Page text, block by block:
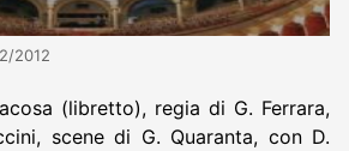
2012
(libretto), regia di G. Ferrara,
scene di G. Quaranta, con D.